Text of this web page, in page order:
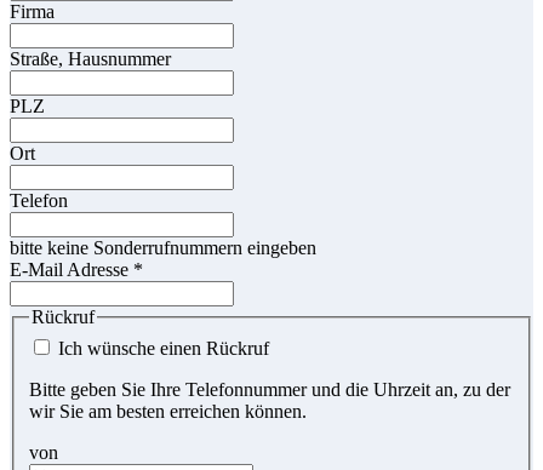
Firma
Straße, Hausnummer
PLZ
Ort
Telefon
bitte keine Sonderrufnummern eingeben
E-Mail Adresse *
Rückruf
Ich wünsche einen Rückruf
Bitte geben Sie Ihre Telefonnummer und die Uhrzeit an, zu der
wir Sie am besten erreichen können.
von